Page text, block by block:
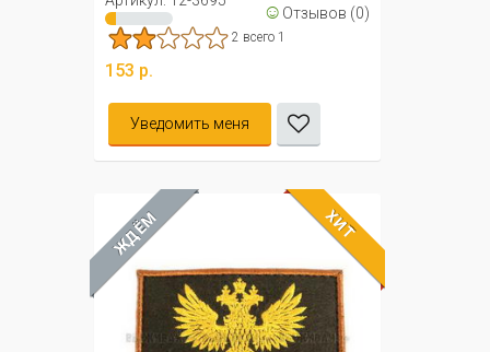
☺ Отзывов (0)
2 всего 1
153 р.
Уведомить меня
ЖДЁМ ХИТ